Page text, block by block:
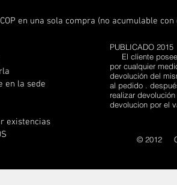
en una sola compra (no acumulable
en la sede
existencias
© 2012
PUBLICADO
El cliente posee
por cualquier
devolución del
al pedido .
realizar
devolucion por el